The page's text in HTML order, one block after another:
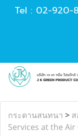
Tel : 02-920-
กระดานสนทนา >
Services at the